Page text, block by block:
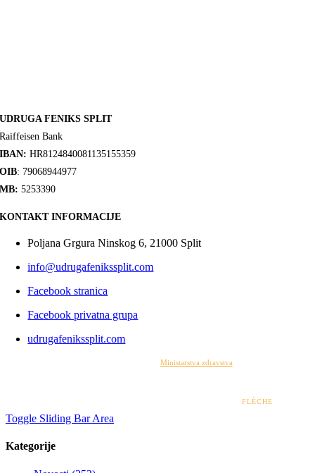
UDRUGA FENIKS SPLIT
Raiffeisen Bank
IBAN: HR8124840081135155359
OIB: 79068944977
MB: 5253390
KONTAKT INFORMACIJE
Poljana Grgura Ninskog 6, 21000 Split
info@udrugafenikssplit.com
Facebook stranica
Facebook privatna grupa
udrugafenikssplit.com
Ministarstva zdravstva
FLÈCHE
Toggle Sliding Bar Area
Kategorije